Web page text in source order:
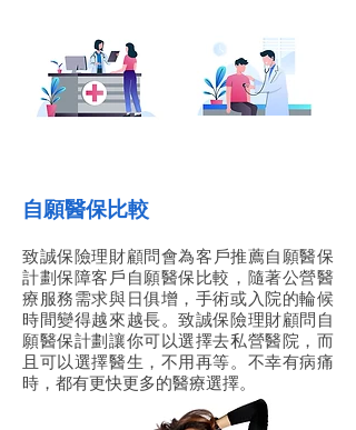
自願醫保比較
致誠保險理財顧問會為客戶推薦自願醫保
計劃保障客戶自願醫保比較，隨著公營醫
療服務需求與日俱增，手術或入院的輪候
時間變得越來越長。致誠保險理財顧問自
願醫保計劃讓你可以選擇去私營醫院，而
且可以選擇醫生，不用再等。不幸有病痛
時，都有更快更多的醫療選擇。